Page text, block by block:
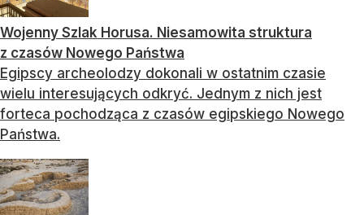
Wojenny Szlak Horusa. Niesamowita struktura
z czasów Nowego Państwa
Egipscy archeolodzy dokonali w ostatnim czasie
wielu interesujących odkryć. Jednym z nich jest
forteca pochodząca z czasów egipskiego Nowego
Państwa.